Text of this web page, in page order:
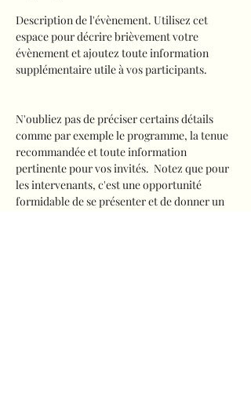
Description de l'évènement. Utilisez cet
espace pour décrire brièvement votre
évènement et ajoutez toute information
supplémentaire utile à vos participants.
N'oubliez pas de préciser certains détails
comme par exemple le programme, la tenue
recommandée et toute information
pertinente pour vos invités.  Notez que pour
les intervenants, c'est une opportunité
formidable de se présenter et de donner un